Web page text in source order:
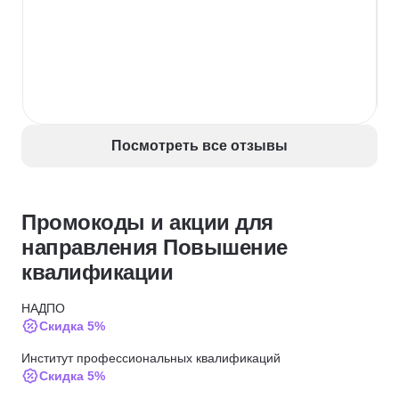
Посмотреть все отзывы
Промокоды и акции для
направления Повышение
квалификации
НАДПО
Скидка 5%
Институт профессиональных квалификаций
Скидка 5%